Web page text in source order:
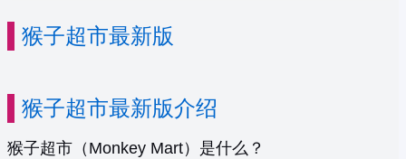
猴子超市最新版
猴子超市最新版介绍
猴子超市（Monkey Mart）是什么？